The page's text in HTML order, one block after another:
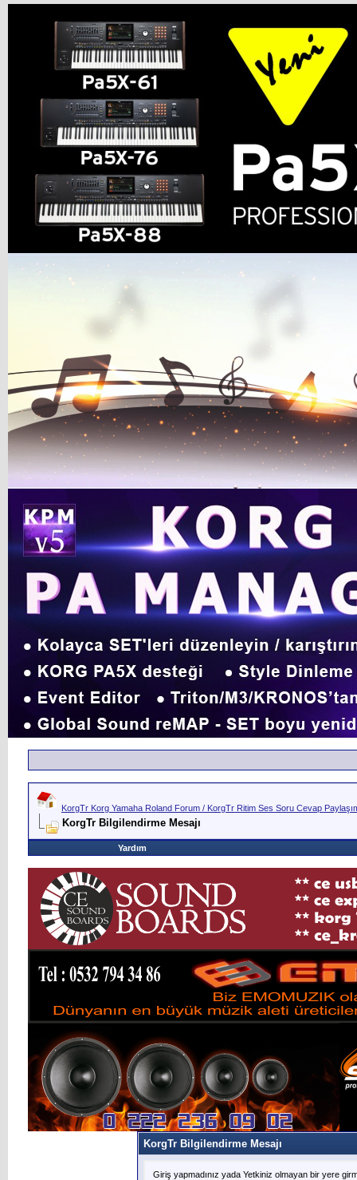
KorgTr Korg Yamaha Roland Forum / KorgTr Ritim Ses Soru Cevap
KorgTr Bilgilendirme Mesajı
Yardım
KorgTr Bilgilendirme Mesajı
Giriş yapmadınız yada Yetkiniz olmayan bir yere